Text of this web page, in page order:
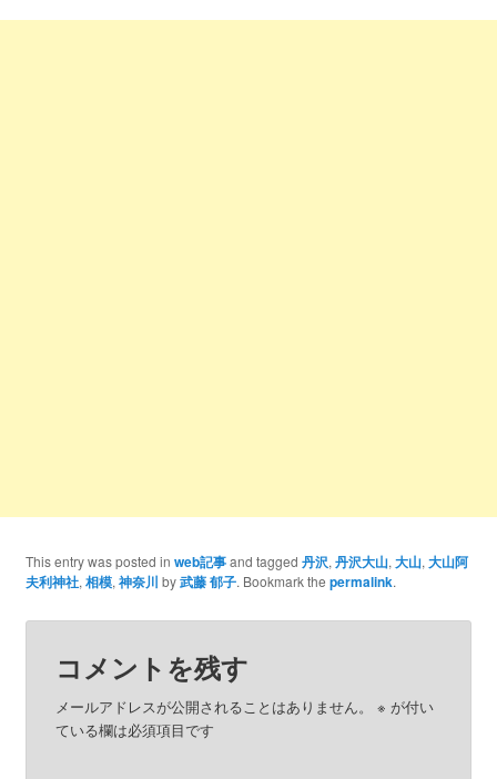
This entry was posted in web記事and tagged 丹沢, 丹沢大山, 大山, 大山阿
夫利神社, 相模, 神奈川 by武藤 郁子. Bookmark the permalink.
コメントを残す
メールアドレスが公開されることはありません。 ※ が付い
ている欄は必須項目です